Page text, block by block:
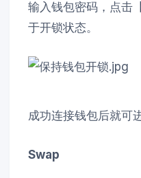
输入钱包密码，点击
于开锁状态。
成功连接钱包后就可
Swap